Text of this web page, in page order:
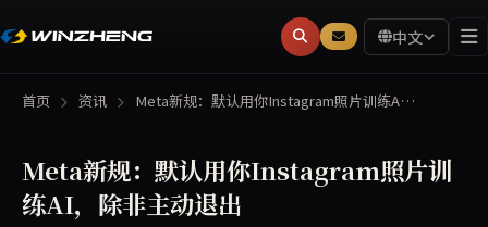
中文
首页 资讯 Meta新规：默认用你Instagram照片训练A…
Meta新规：默认用你Instagram照片训
练AI，除非主动退出